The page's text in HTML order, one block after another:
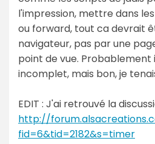
l'impression, mettre dans
ou forward, tout ca devrait
navigateur, pas par une
point de vue.
incomplet, mais bon, je
EDIT : J'ai retrouvé la
http://
fid=6&tid=2182&s=timer